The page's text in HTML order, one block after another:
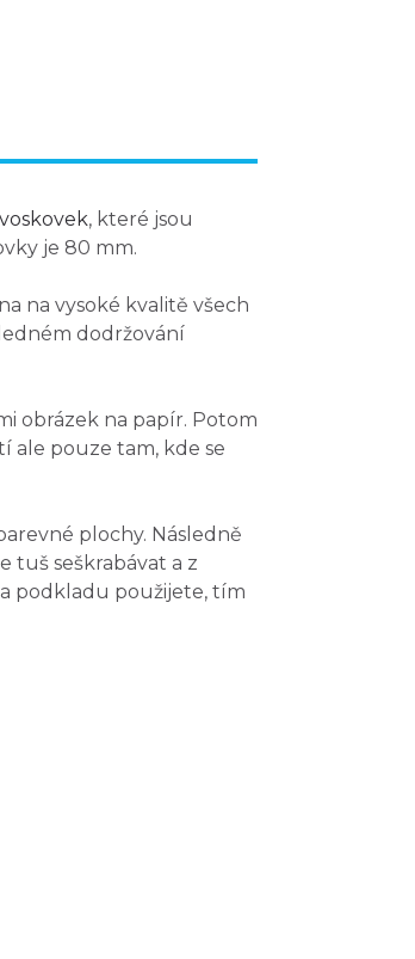
, které jsou
je 80 mm.
na vysoké kvalitě všech
dodržování
obrázek na papír. Potom
ale pouze tam, kde se
plochy. Následně
tuš seškrabávat a z
podkladu použijete, tím